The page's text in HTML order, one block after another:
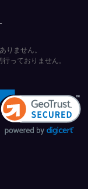
りません。
っておりません。